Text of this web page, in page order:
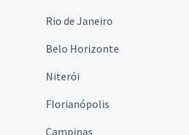
Rio de Janeiro
Belo Horizonte
Niterói
Florianópolis
Campinas